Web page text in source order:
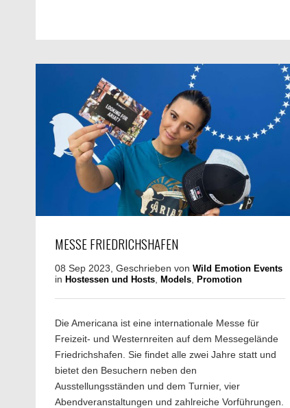
MESSE FRIEDRICHSHAFEN
08 Sep 2023, Geschrieben von Wild Emotion Events
in Hostessen und Hosts Models Promotion
Die Americana ist eine internationale Messe für
Freizeit- und Westernreiten auf dem Messegelände
Friedrichshafen. Sie findet alle zwei Jahre statt und
bietet den Besuchern neben den
Ausstellungsständen und dem Turnier, vier
Abendveranstaltungen und zahlreiche Vorführungen.